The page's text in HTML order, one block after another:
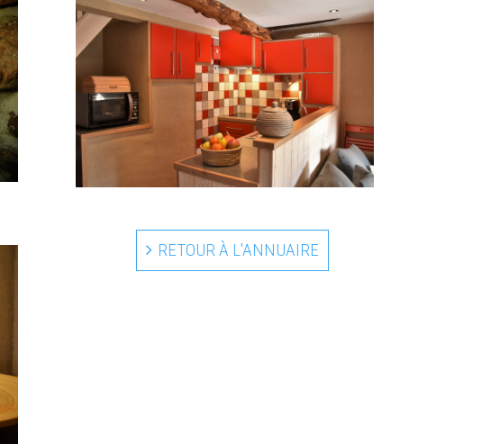
RETOUR À L'ANNUAIRE